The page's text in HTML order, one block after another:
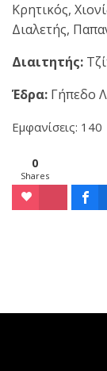
Κρητικός,
Διαλετής,
Διαιτητής:
Έδρα: Γήπεδο
Εμφανίσεις: 140
0
Shares